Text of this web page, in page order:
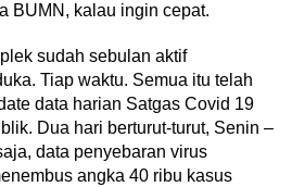
BUMN, kalau ingin cepat.
sudah sebulan aktif
Tiap waktu. Semua itu telah
data harian Satgas Covid 19
Dua hari berturut-turut, Senin –
data penyebaran virus
angka 40 ribu kasus